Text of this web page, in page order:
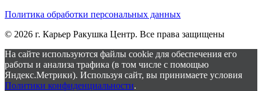
Политика обработки персональных данных
© 2026 г. Карьер Ракушка Центр. Все права защищены
На сайте используются файлы cookie для обеспечения его
работы и анализа трафика (в том числе с помощью
Яндекс.Метрики). Используя сайт, вы принимаете условия
Политики конфиденциальности.